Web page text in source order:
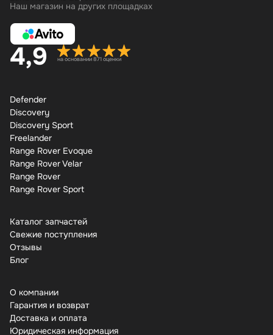
Наш магазин на других площадках
4,9 на основании 871 оценки
Defender
Discovery
Discovery Sport
Freelander
Range Rover Evoque
Range Rover Velar
Range Rover
Range Rover Sport
Каталог запчастей
Свежие поступления
Отзывы
Бло
О компании
Гарантия и возврат
Доставка и оплата
Юридическая информация